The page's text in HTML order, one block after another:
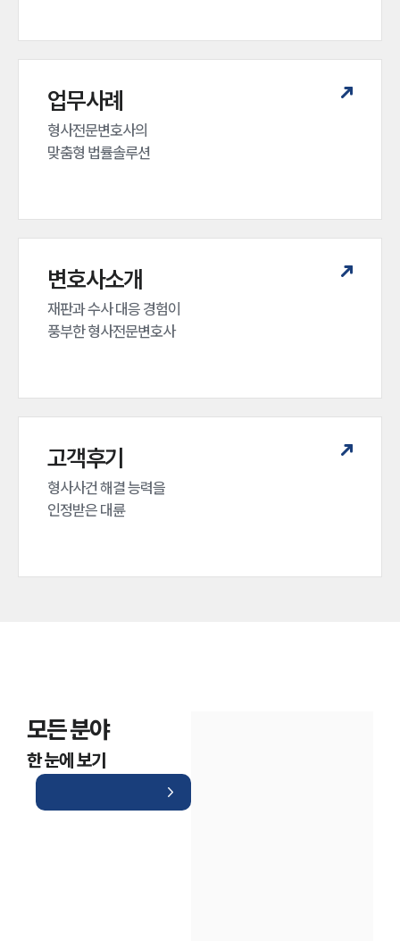
업무사례
형사전문변호사의
맞춤형 법률솔루션
변호사소개
재판과 수사 대응 경험이
풍부한 형사전문변호사
고객후기
형사사건 해결 능력을
인정받은 대륜
모든 분야
한 눈에 보기